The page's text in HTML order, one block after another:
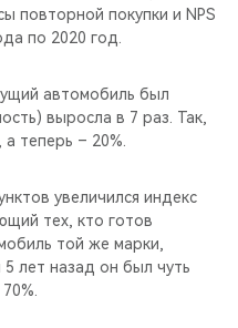
повторной покупки и NPS
по 2020 год.
автомобиль был
выросла в 7 раз. Так,
теперь – 20%.
увеличился индекс
тех, кто готов
той же марки,
лет назад он был чуть